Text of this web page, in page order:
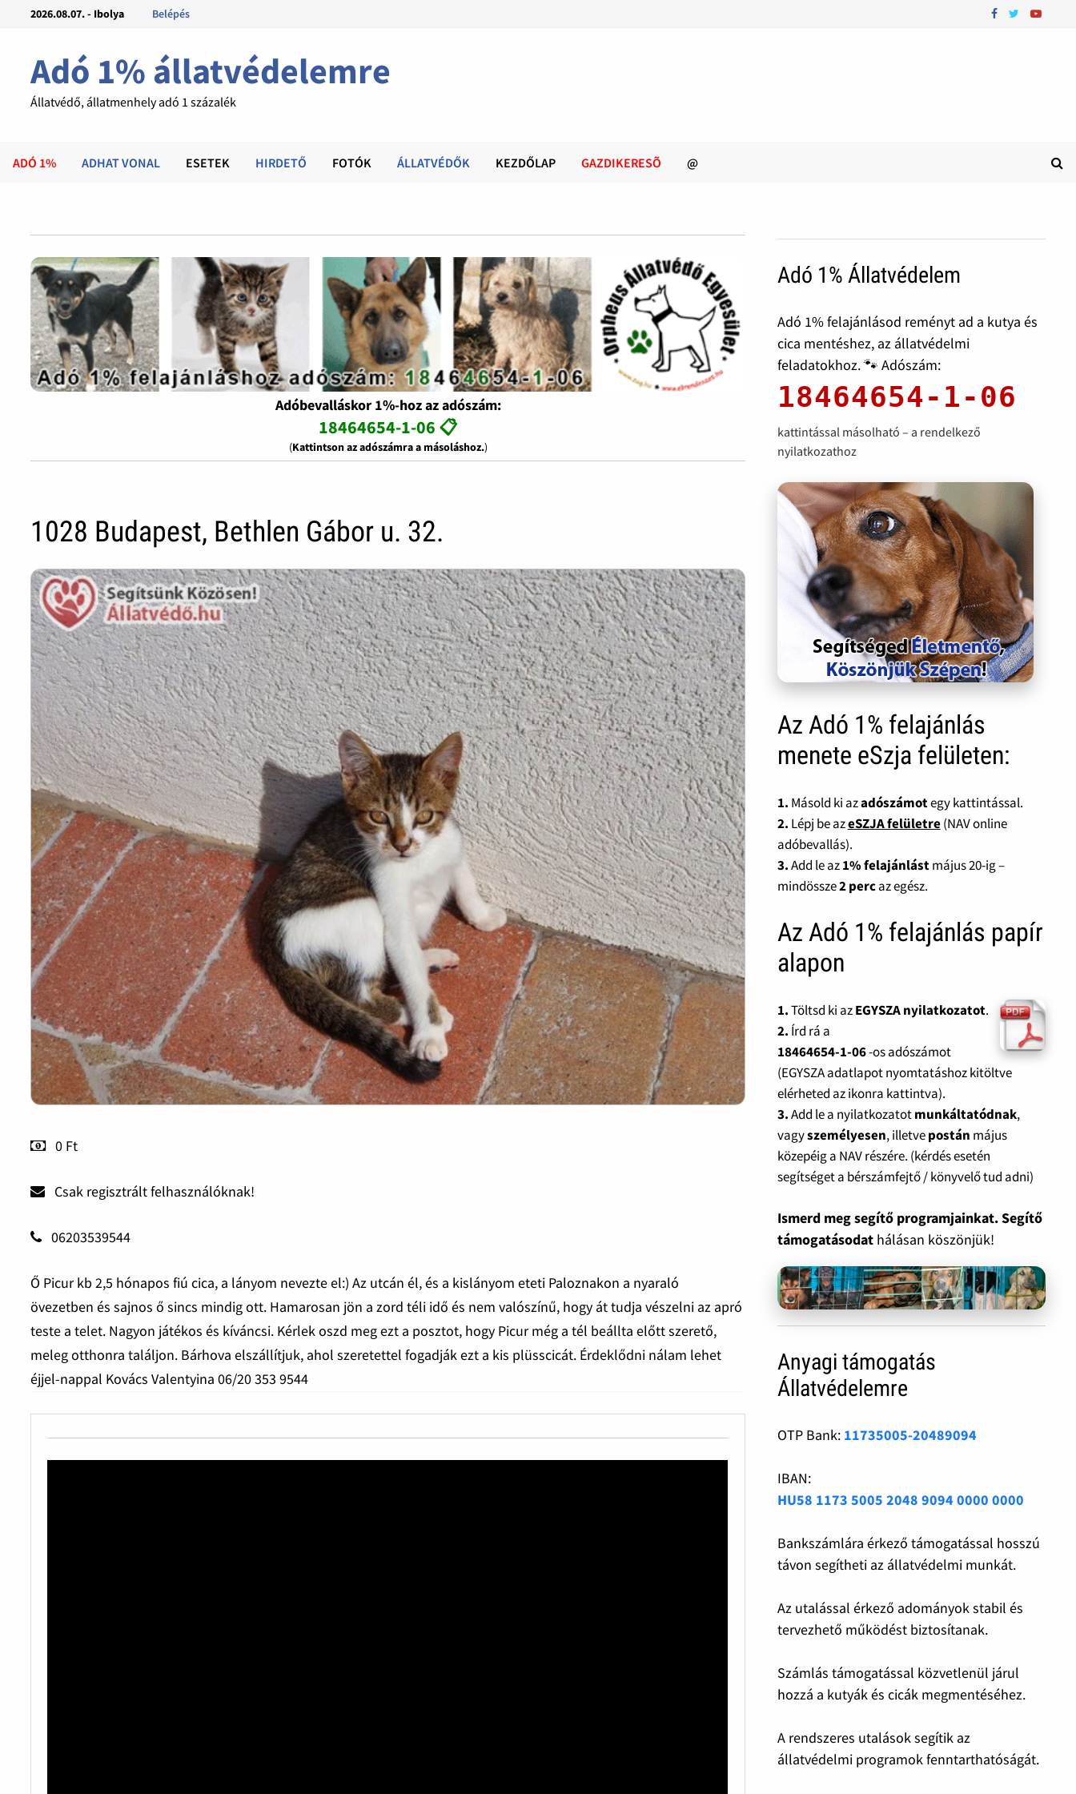
2026.08.07. - Ibolya Belépés
Adó 1% állatvédelemre
Állatvédő, állatmenhely adó 1 százalék
ADÓ 1% ADHAT VONAL ESETEK HIRDETŐ FOTÓK ÁLLATVÉDŐK KEZDŐLAP GAZDIKERESÕ @
Adóbevalláskor 1%-hoz az adószám:
18464654-1-06 📋
(Kattintson az adószámra a másoláshoz.)
1028 Budapest, Bethlen Gábor u. 32.
0 Ft
Csak regisztrált felhasználóknak!
06203539544
Ő Picur kb 2,5 hónapos fiú cica, a lányom nevezte el:) Az utcán él, és a kislányom eteti Paloznakon a nyaraló
övezetben és sajnos ő sincs mindig ott. Hamarosan jön a zord téli idő és nem valószínű, hogy át tudja vészelni az apró
teste a telet. Nagyon játékos és kíváncsi. Kérlek oszd meg ezt a posztot, hogy Picur még a tél beállta előtt szerető,
meleg otthonra találjon. Bárhova elszállítjuk, ahol szeretettel fogadják ezt a kis plüsscicát. Érdeklődni nálam lehet
éjjel-nappal Kovács Valentyina 06/20 353 9544
Adó 1% Állatvédelem
Adó 1% felajánlásod reményt ad a kutya és
cica mentéshez, az állatvédelmi
feladatokhoz. 🐾 Adószám:
18464654-1-06
kattintással másolható – a rendelkező
nyilatkozathoz
Az Adó 1% felajánlás
menete eSzja felületen:
1. Másold ki azadószámotegy kattintással.
2. Lépj be azeSZJA felületre(NAV online
adóbevallás).
3.Add le az1% felajánlástmájus 20-ig –
mindössze2 percaz egész.
Az Adó 1% felajánlás papír
alapon
1.Töltsd ki azEGYSZA nyilatkozatot.
2. Írd rá a
18464654-1-06-os adószámot
(EGYSZA adatlapot nyomtatáshoz kitöltve
elérheted az ikonra kattintva).
3.Add le a nyilatkozatotmunkáltatódnak,
vagyszemélyesen, illetvepostán május
közepéig a NAV részére. (kérdés esetén
segítséget a bérszámfejtő / könyvelő tud adni)
Ismerd meg segítő programjainkat. Segítő
támogatásodat hálásan köszönjük!
Anyagi támogatás
Állatvédelemre
OTP Bank: 11735005-20489094
IBAN:
HU58 1173 5005 2048 9094 0000 0000
Bankszámlára érkező támogatással hosszú
távon segítheti az állatvédelmi munkát.
Az utalással érkező adományok stabil és
tervezhető működést biztosítanak.
Számlás támogatással közvetlenül járul
hozzá a kutyák és cicák megmentéséhez.
A rendszeres utalások segítik az
állatvédelmi programok fenntarthatóságát.